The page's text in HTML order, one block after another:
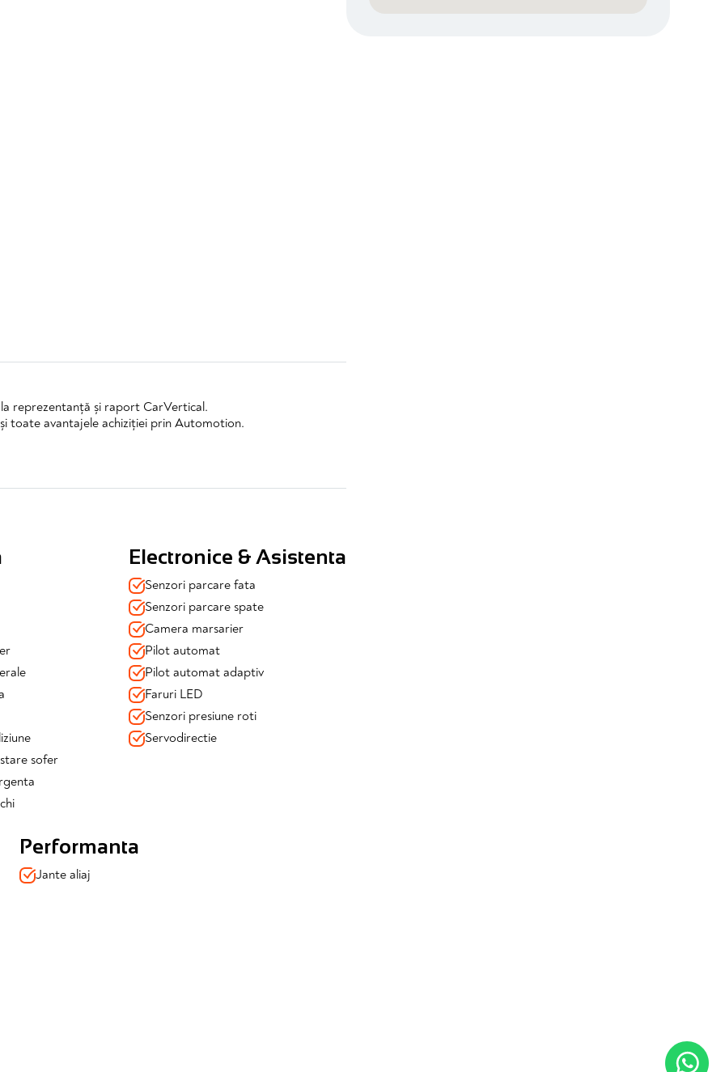
reprezentanță și raport CarVertical.
toate avantajele achiziției prin Automotion.
din spate
aerului in doua zone
sofer
Electronice & Asistenta
Senzori parcare fata
Senzori parcare spate
Camera marsarier
Pilot automat
Pilot automat adaptiv
Faruri LED
Senzori presiune roti
Servodirectie
Performanta
Jante aliaj